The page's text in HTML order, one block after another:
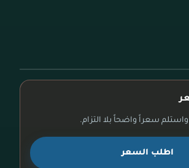
سعراً واضحاً بلا التزام.
اطلب السعر